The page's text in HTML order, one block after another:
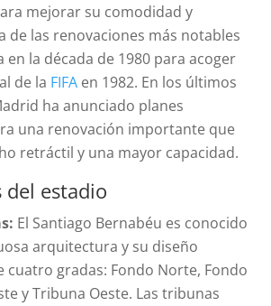
mejorar su comodidad y
de las renovaciones más notables
en la década de 1980 para acoger
de la FIFA en 1982. En los últimos
ha anunciado planes
una renovación importante que
retráctil y una mayor capacidad.
del estadio
El Santiago Bernabéu es conocido
arquitectura y su diseño
cuatro gradas: Fondo Norte, Fondo
y Tribuna Oeste. Las tribunas